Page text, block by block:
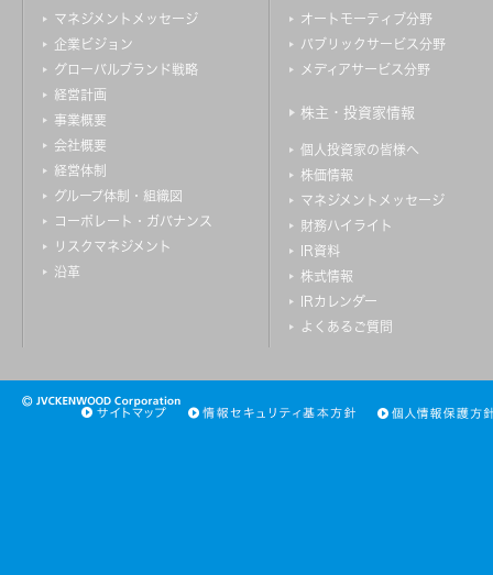
マネジメントメッセージ
企業ビジョン
グローバルブランド戦略
経営計画
事業概要
会社概要
経営体制
グループ体制・組織図
コーポレート・ガバナンス
リスクマネジメント
沿革
オートモーティブ分野
パブリックサービス分野
メディアサービス分野
株主・投資家情報
個人投資家の皆様へ
株価情報
マネジメントメッセージ
財務ハイライト
IR資料
株式情報
IRカレンダー
よくあるご質問